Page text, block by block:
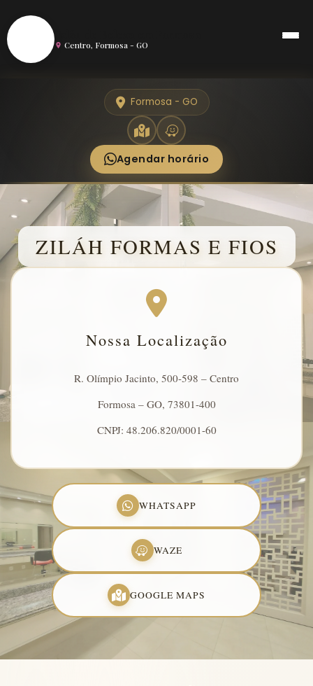
Centro, Formosa - GO
Formosa - GO
Agendar horário
ZILÁH FORMAS E FIOS
Nossa Localização
R. Olímpio Jacinto, 500-598 – Centro
Formosa – GO, 73801-400
CNPJ: 48.206.820/0001-60
WHATSAPP
WAZE
GOOGLE MAPS